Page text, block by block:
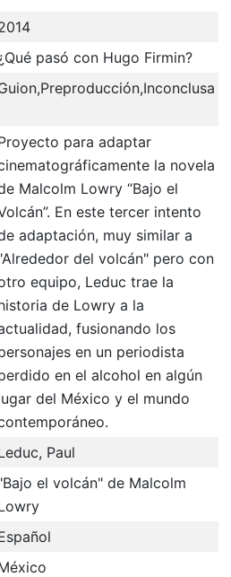
pasó con Hugo Firmin?
para adaptar
la novela
Malcolm Lowry “Bajo el
En este tercer intento
adaptación, muy similar a
del volcán" pero con
equipo, Leduc trae la
de Lowry a la
fusionando los
en un periodista
en el alcohol en algún
del México y el mundo
Paul
el volcán" de Malcolm